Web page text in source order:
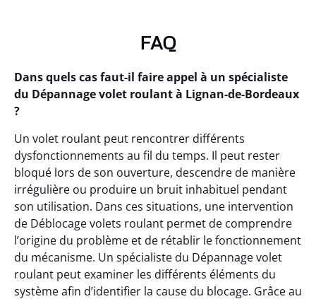
FAQ
Dans quels cas faut-il faire appel à un spécialiste
du Dépannage volet roulant à Lignan-de-Bordeaux
?
Un volet roulant peut rencontrer différents
dysfonctionnements au fil du temps. Il peut rester
bloqué lors de son ouverture, descendre de manière
irrégulière ou produire un bruit inhabituel pendant
son utilisation. Dans ces situations, une intervention
de Déblocage volets roulant permet de comprendre
l’origine du problème et de rétablir le fonctionnement
du mécanisme. Un spécialiste du Dépannage volet
roulant peut examiner les différents éléments du
système afin d’identifier la cause du blocage. Grâce au